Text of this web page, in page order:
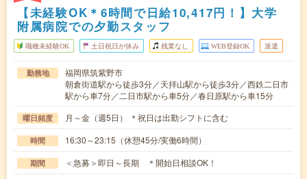
【未経験OK＊6時間で日給10,417円！】大学
附属病院での夕勤スタッフ
職種未経験OK 土日祝日が休み 残業なし WEB登録OK 派遣
勤務地
福岡県筑紫野市
朝倉街道駅から徒歩3分／天拝山駅から徒歩3分／西鉄二日市
駅から車7分／二日市駅から車5分／春日原駅から車15分
曜日頻度 月～金（週5日） ＊祝日は出勤シフトに含む
時間 16:30～23:15（休憩45分/実働6時間）
期間 ＜急募＞即日～長期 ＊開始日相談OK！